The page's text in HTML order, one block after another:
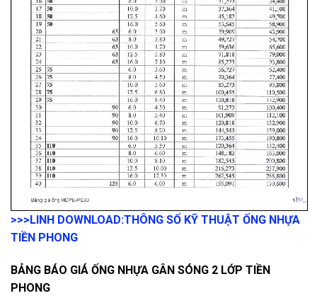
>>>LINH DOWNLOAD:THÔNG SỐ KỸ THUẬT ỐNG NHỰA
TIỀN PHONG
BẢNG BÁO GIÁ ỐNG NHỰA GÂN SÓNG 2 LỚP TIỀN
PHONG